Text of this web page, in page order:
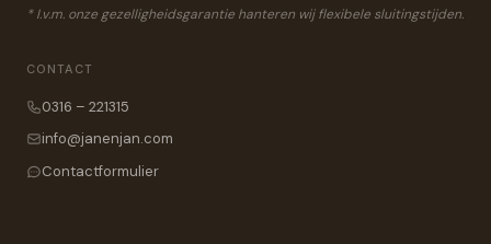
* I.v.m. onze gezelligheidsgarantie hanteren wij flexibele sluitingstijden.
CONTACT
0316 – 221315
info@janenjan.com
Contactformulier